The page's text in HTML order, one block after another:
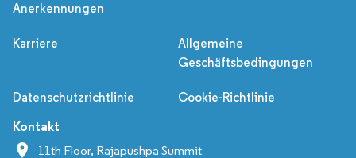
Anerkennungen
Karriere
Allgemeine
Geschäftsbedingungen
Datenschutzrichtlinie Cookie-Richtlinie
Kontakt
11th Floor, Rajapushpa Summit